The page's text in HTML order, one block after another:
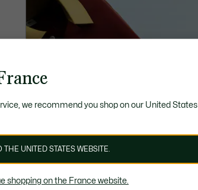
we recommend you shop on our United States
THE UNITED STATES WEBSITE.
shopping on the France website.